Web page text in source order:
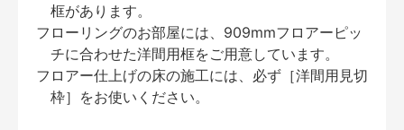
框があります。
フローリングのお部屋には、909mmフロアーピッ
チに合わせた洋間用框をご用意しています。
フロアー仕上げの床の施工には、必ず［洋間用見切
枠］をお使いください。